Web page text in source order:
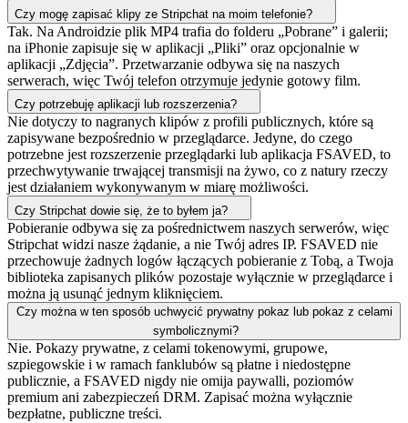
Czy mogę zapisać klipy ze Stripchat na moim telefonie?
Tak. Na Androidzie plik MP4 trafia do folderu „Pobrane” i galerii;
na iPhonie zapisuje się w aplikacji „Pliki” oraz opcjonalnie w
aplikacji „Zdjęcia”. Przetwarzanie odbywa się na naszych
serwerach, więc Twój telefon otrzymuje jedynie gotowy film.
Czy potrzebuję aplikacji lub rozszerzenia?
Nie dotyczy to nagranych klipów z profili publicznych, które są
zapisywane bezpośrednio w przeglądarce. Jedyne, do czego
potrzebne jest rozszerzenie przeglądarki lub aplikacja FSAVED, to
przechwytywanie trwającej transmisji na żywo, co z natury rzeczy
jest działaniem wykonywanym w miarę możliwości.
Czy Stripchat dowie się, że to byłem ja?
Pobieranie odbywa się za pośrednictwem naszych serwerów, więc
Stripchat widzi nasze żądanie, a nie Twój adres IP. FSAVED nie
przechowuje żadnych logów łączących pobieranie z Tobą, a Twoja
biblioteka zapisanych plików pozostaje wyłącznie w przeglądarce i
można ją usunąć jednym kliknięciem.
Czy można w ten sposób uchwycić prywatny pokaz lub pokaz z celami
symbolicznymi?
Nie. Pokazy prywatne, z celami tokenowymi, grupowe,
szpiegowskie i w ramach fanklubów są płatne i niedostępne
publicznie, a FSAVED nigdy nie omija paywalli, poziomów
premium ani zabezpieczeń DRM. Zapisać można wyłącznie
bezpłatne, publiczne treści.